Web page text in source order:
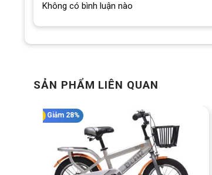
Không có bình luận nào
SẢN PHẨM LIÊN QUAN
Giảm 28%